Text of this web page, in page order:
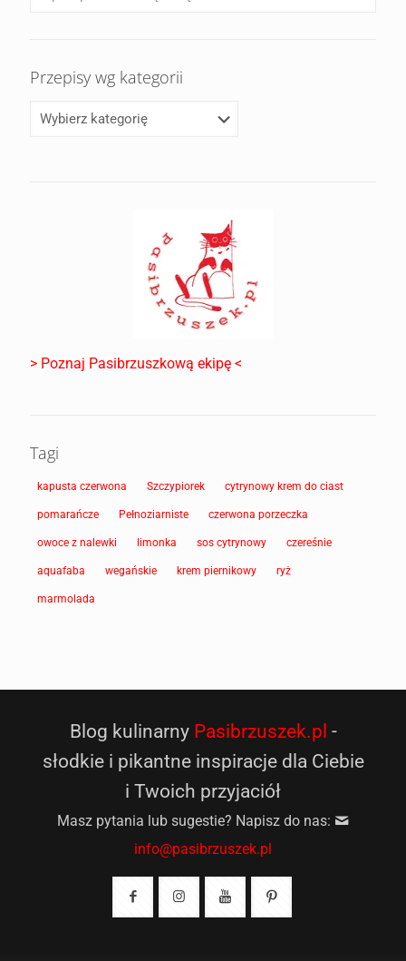
Przepisy wg kategorii
> Poznaj Pasibrzuszkową ekipę <
Tagi
kapusta czerwona Szczypiorek cytrynowy krem do ciast
pomarańcze Pełnoziarniste czerwona porzeczka
owoce z nalewki limonka sos cytrynowy czereśnie
aquafaba wegańskie krem piernikowy ryż
marmolada
Blog kulinarny Pasibrzuszek.pl -
słodkie i pikantne inspiracje dla Ciebie
i Twoich przyjaciół
Masz pytania lub sugestie? Napisz do nas:
info@pasibrzuszek.pl